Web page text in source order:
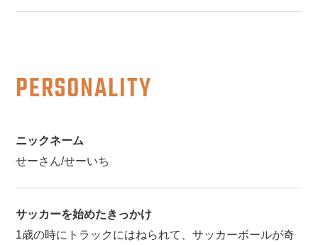
PERSONALITY
ニックネーム
せーさん/せーいち
サッカーを始めたきっかけ
1歳の時にトラックにはねられて、サッカーボールが奇